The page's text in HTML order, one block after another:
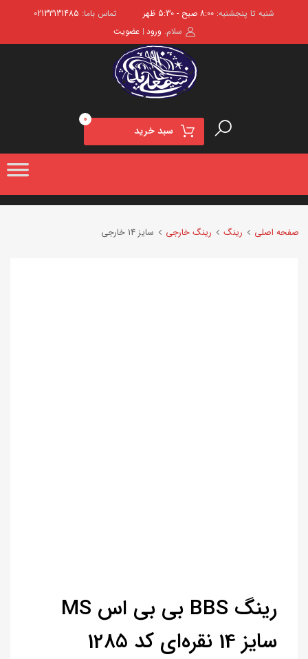
شنبه تا پنجشنبه:8:00 صبح - 5:30 ظهر تماس باما: 02133131485
سلام. ورود | عضویت
سبد خرید
0
صفحه اصلی رینگ رینگ خارجی سایز 14 خارجی
رینگ BBS بی بی اس MS
سایز 14 نقره‌ای کد 1285